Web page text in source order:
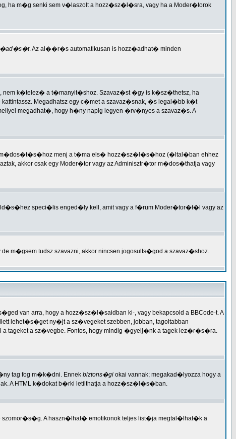
ha m�g senki sem v�laszolt a hozz�sz�l�sra, vagy ha a Moder�torok
. Az al��r�s automatikusan is hozz�adhat� minden
nem k�telez� a t�manyit�shoz. Szavaz�st �gy is k�sz�thetsz, ha
kattintassz. Megadhatsz egy c�met a szavaz�snak, �s legal�bb k�t
megadhat�, hogy h�ny napig legyen �rv�nyes a szavaz�s. A
m�dos�t�s�hoz menj a t�ma els� hozz�sz�l�s�hoz (�ltal�ban ehhez
akkor csak egy Moder�tor vagy az Adminisztr�tor m�dos�thatja vagy
speci�lis enged�ly kell, amit vagy a f�rum Moder�tor�t�l vagy az
tudsz szavazni, akkor nincsen jogosults�god a szavaz�shoz.
van arra, hogy a hozz�sz�l�saidban ki-, vagy bekapcsold a BBCode-t. A
lehet�s�get ny�jt a sz�vegeket szebben, jobban, tagoltabban
tageket a sz�vegbe. Fontos, hogy mindig �gyelj�nk a tagek lez�r�s�ra.
tag fog m�k�dni. Ennek biztons�gi okai vannak; megakad�lyozza hogy a
A HTML k�dokat b�rki letilthatja a hozz�sz�l�s�ban.
A haszn�lhat� emotikonok teljes list�ja megtal�lhat�k a